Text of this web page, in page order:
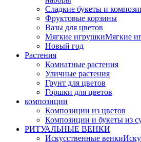
Сладкие букеты и
Фруктовые корзины
Вазы для цветов
Мягкие игрушкиМягкие
Новый год
Растения
Комнатные растения
Уличные растения
Грунт для цветов
Горшки для цветов
композиции
Композиции из цветов
Композиции и букеты из
РИТУАЛЬНЫЕ ВЕНКИ
Искусственные венки